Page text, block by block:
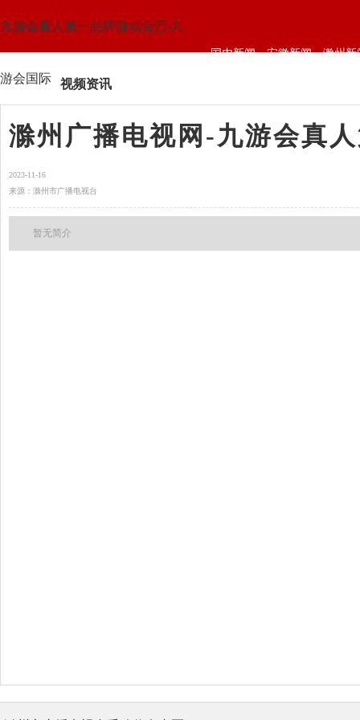
九游会真人第一品牌游戏合营-九
游会国际
国内新闻 安徽新闻 滁州新
视频资讯
滁州广播电视网-九游会真
2023-11-16
来源：滁州市广播电视台
暂无简介